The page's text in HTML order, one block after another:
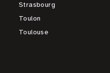
Strasbourg
Toulon
Toulouse